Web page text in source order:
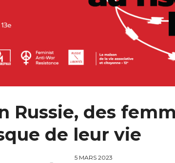
Russie, des
de leur vie
5 MARS 2023